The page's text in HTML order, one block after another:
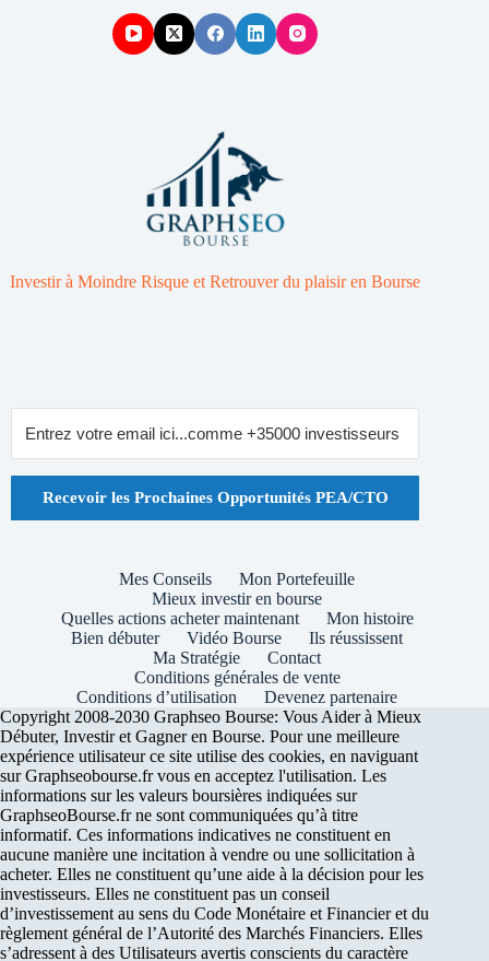
Investir à Moindre Risque et Retrouver du plaisir en Bourse
Recevoir les Prochaines Opportunités PEA/CTO
Mes Conseils
Mon Portefeuille
Mieux investir en bourse
Quelles actions acheter maintenant
Mon histoire
Bien débuter
Vidéo Bourse
Ils réussissent
Ma Stratégie
Contact
Conditions générales de vente
Conditions d’utilisation
Devenez partenaire
Copyright 2008-2030 Graphseo Bourse: Vous Aider à Mieux
Débuter, Investir et Gagner en Bourse. Pour une meilleure
expérience utilisateur ce site utilise des cookies, en naviguant
sur Graphseobourse.fr vous en acceptez l'utilisation. Les
informations sur les valeurs boursières indiquées sur
GraphseoBourse.fr ne sont communiquées qu’à titre
informatif. Ces informations indicatives ne constituent en
aucune manière une incitation à vendre ou une sollicitation à
acheter. Elles ne constituent qu’une aide à la décision pour les
investisseurs. Elles ne constituent pas un conseil
d’investissement au sens du Code Monétaire et Financier et du
règlement général de l’Autorité des Marchés Financiers. Elles
s’adressent à des Utilisateurs avertis conscients du caractère